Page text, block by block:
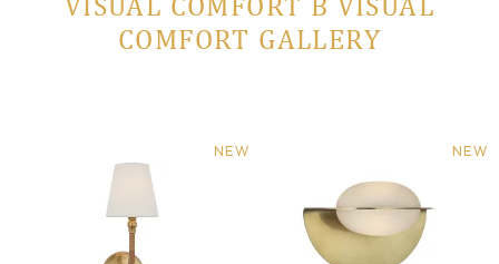
COMFORT GALLERY
NEW NEW